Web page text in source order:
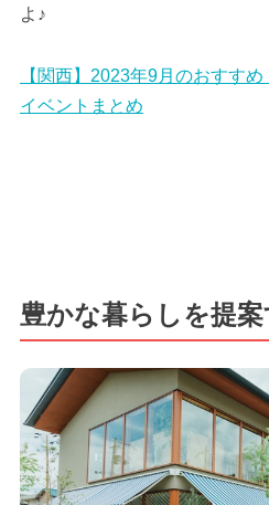
よ♪
【関西】2023年9月のおすす
イベントまとめ
豊かな暮らしを提案